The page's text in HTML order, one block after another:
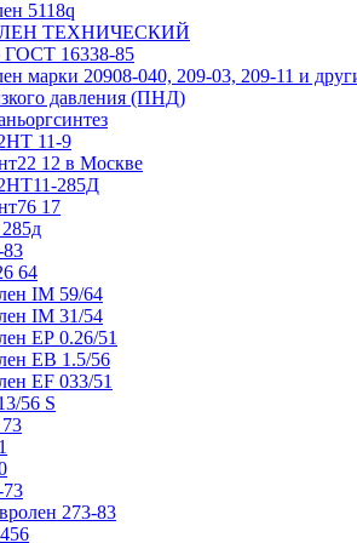
5118q
ТЕХНИЧЕСКИЙ
ГОСТ 16338-85
марки 20908-040, 209-03, 209-11 и
давления (ПНД)
11-9
12 в Москве
285Д
17
64
IM 59/64
IM 31/54
ЕР 0.26/51
ЕВ 1.5/56
ЕF 033/51
56 S
273-83